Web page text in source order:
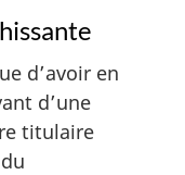
d’avoir en
d’une
titulaire